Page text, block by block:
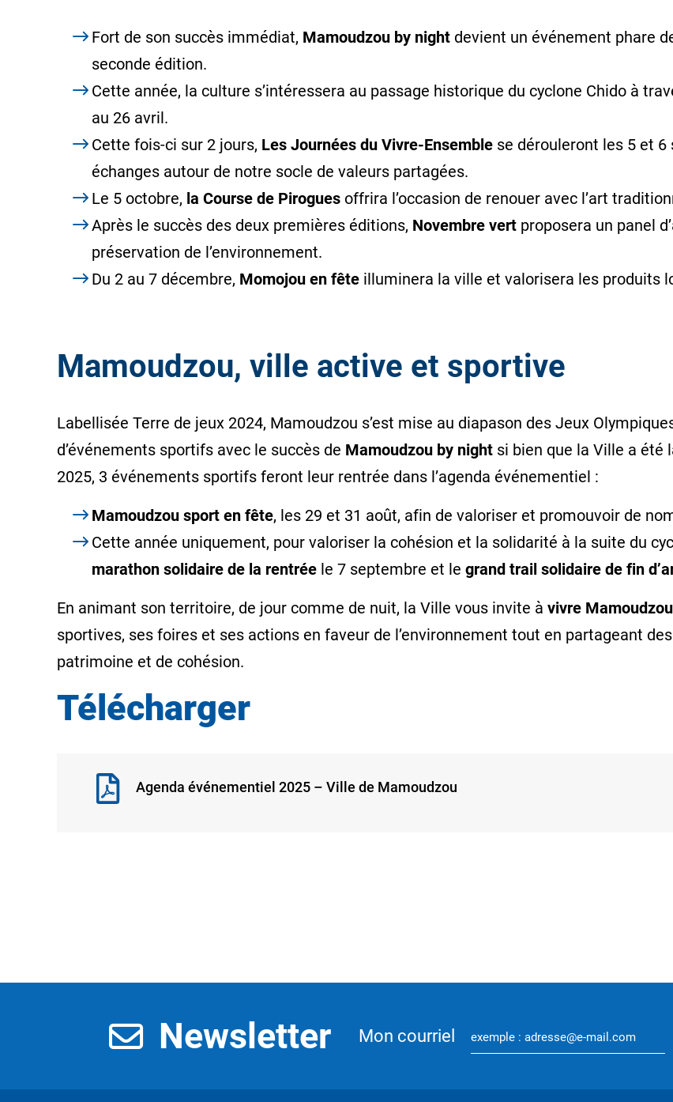
Fort de son succès immédiat, Mamoudzou by night devient un événement phare
seconde édition.
Cette année, la culture s’intéressera au passage historique du cyclone Chido à
au 26 avril.
Cette fois-ci sur 2 jours, Les Journées du Vivre-Ensemble se dérouleront les 5 et
échanges autour de notre socle de valeurs partagées.
Le 5 octobre, la Course de Pirogues offrira l’occasion de renouer avec l’art
Après le succès des deux premières éditions, Novembre vert proposera un panel
préservation de l’environnement.
Du 2 au 7 décembre, Momojou en fête illuminera la ville et valorisera les produits
Mamoudzou, ville active et sportive
Labellisée Terre de jeux 2024, Mamoudzou s’est mise au diapason des Jeux
d’événements sportifs avec le succès de Mamoudzou by night si bien que la Ville a été
2025, 3 événements sportifs feront leur rentrée dans l’agenda événementiel :
Mamoudzou sport en fête, les 29 et 31 août, afin de valoriser et promouvoir de
Cette année uniquement, pour valoriser la cohésion et la solidarité à la suite du
marathon solidaire de la rentrée le 7 septembre et le grand trail solidaire de fin
En animant son territoire, de jour comme de nuit, la Ville vous invite à vivre Mamoudzou
sportives, ses foires et ses actions en faveur de l’environnement tout en partageant
patrimoine et de cohésion.
Télécharger
Agenda événementiel 2025 – Ville de Mamoudzou
Newsletter Mon courriel